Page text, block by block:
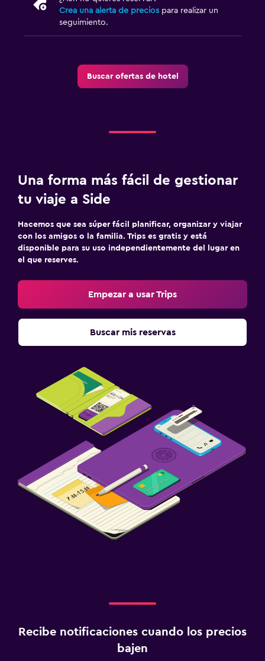
Crea una alerta de precios para realizar un
seguimiento.
Buscar ofertas de hotel
Una forma más fácil de gestionar
tu viaje a Side
Hacemos que sea súper fácil planificar, organizar y viajar
con los amigos o la familia. Trips es gratis y está
disponible para su uso independientemente del lugar en
el que reserves.
Empezar a usar Trips
Buscar mis reservas
Recibe notificaciones cuando los precios
bajen